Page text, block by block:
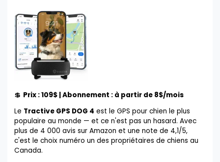
💲 Prix : 109$ | Abonnement : à partir de 8$/mois
Le Tractive GPS DOG 4 est le GPS pour chien le plus
populaire au monde — et ce n'est pas un hasard. Avec
plus de 4 000 avis sur Amazon et une note de 4,1/5,
c'est le choix numéro un des propriétaires de chiens au
Canada.